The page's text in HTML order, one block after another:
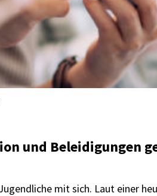
und Beleidigungen
mit sich. Laut einer